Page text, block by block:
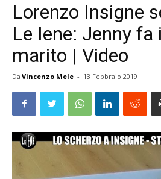
Lorenzo Insigne
Le Iene: Jenny fa
marito | Video
Da Vincenzo Mele - 13 Febbraio 2019